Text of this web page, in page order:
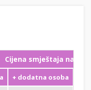
Cijena smještaja na noć
+ dodatna osoba